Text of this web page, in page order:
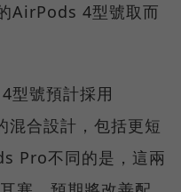
AirPods 4型號取而
型號預計採用
合設計，包括更短
Pro不同的是，這兩